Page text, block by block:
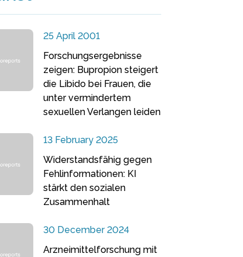
25 April 2001
Forschungsergebnisse
zeigen: Bupropion steigert
die Libido bei Frauen, die
unter vermindertem
sexuellen Verlangen leiden
13 February 2025
Widerstandsfähig gegen
Fehlinformationen: KI
stärkt den sozialen
Zusammenhalt
30 December 2024
Arzneimittelforschung mit